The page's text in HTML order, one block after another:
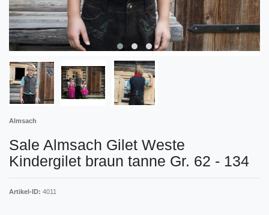
Almsach
Sale Almsach Gilet Weste
Kindergilet braun tanne Gr. 62 - 134
Artikel-ID: 4011